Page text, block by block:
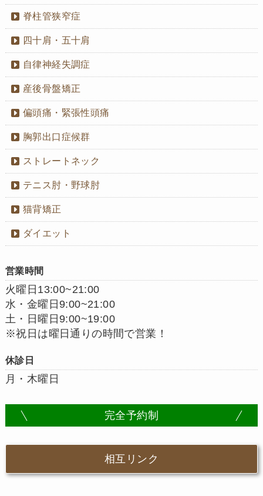
脊柱管狭窄症
四十肩・五十肩
自律神経失調症
産後骨盤矯正
偏頭痛・緊張性頭痛
胸郭出口症候群
ストレートネック
テニス肘・野球肘
猫背矯正
ダイエット
営業時間
火曜日13:00~21:00
水・金曜日9:00~21:00
土・日曜日9:00~19:00
※祝日は曜日通りの時間で営業！
休診日
月・木曜日
完全予約制
相互リンク